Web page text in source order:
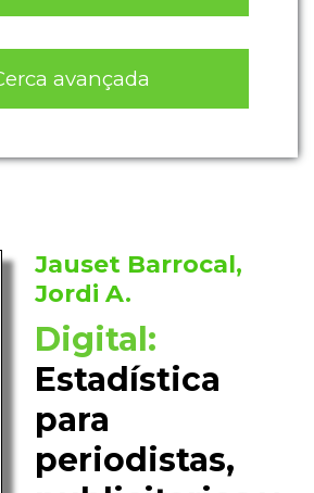
avançada
Jauset Barrocal,
Jordi A.
Digital:
Estadística
para
periodistas,